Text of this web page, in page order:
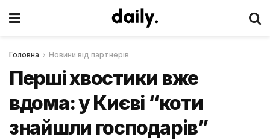
Головна Новини від партнерів
Перші хвостики вже
вдома: у Києві “коти
знайшли господарів”